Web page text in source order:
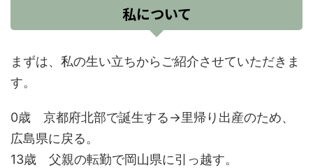
私について
まずは、私の生い立ちからご紹介させていただきま
す。
0歳 京都府北部で誕生する→里帰り出産のため、
広島県に戻る。
13歳 父親の転勤で岡山県に引っ越す。